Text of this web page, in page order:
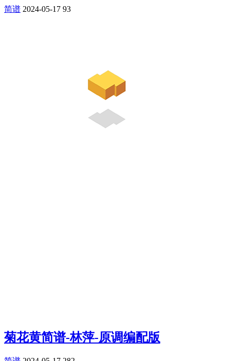
简谱 2024-05-17 93
菊花黄简谱-林萍-原调编配版